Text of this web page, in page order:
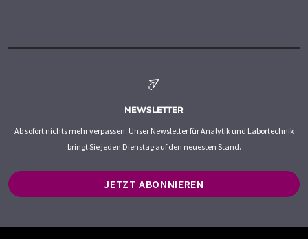
NEWSLETTER
Ab sofort nichts mehr verpassen: Unser Newsletter für Analytik und Labortechnik
bringt Sie jeden Dienstag auf den neuesten Stand.
JETZT ABONNIEREN